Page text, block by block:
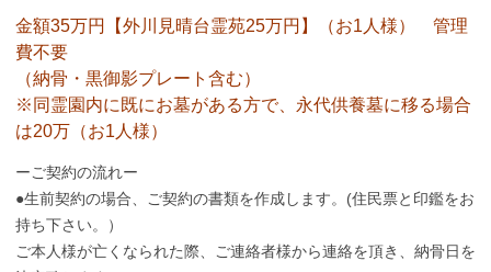
金額35万円【外川見晴台霊苑25万円】（お1人様） 管理
費不要
（納骨・黒御影プレート含む）
※同霊園内に既にお墓がある方で、永代供養墓に移る場合
は20万（お1人様）
ーご契約の流れー
●生前契約の場合、ご契約の書類を作成します。(住民票と印鑑をお
持ち下さい。）
ご本人様が亡くなられた際、ご連絡者様から連絡を頂き、納骨日を